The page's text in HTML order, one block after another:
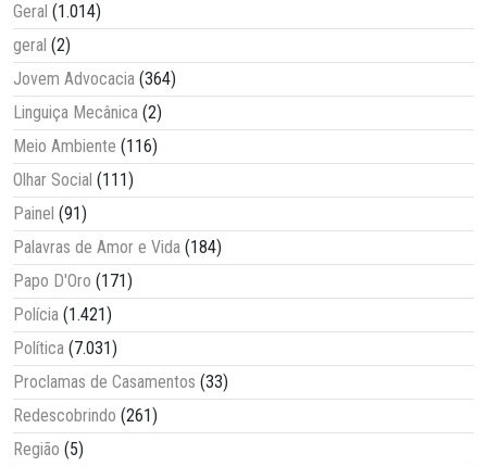
Geral (1.014)
geral (2)
Jovem Advocacia (364)
Linguiça Mecânica (2)
Meio Ambiente (116)
Olhar Social (111)
Painel (91)
Palavras de Amor e Vida (184)
Papo D'Oro (171)
Polícia (1.421)
Política (7.031)
Proclamas de Casamentos (33)
Redescobrindo (261)
Região (5)